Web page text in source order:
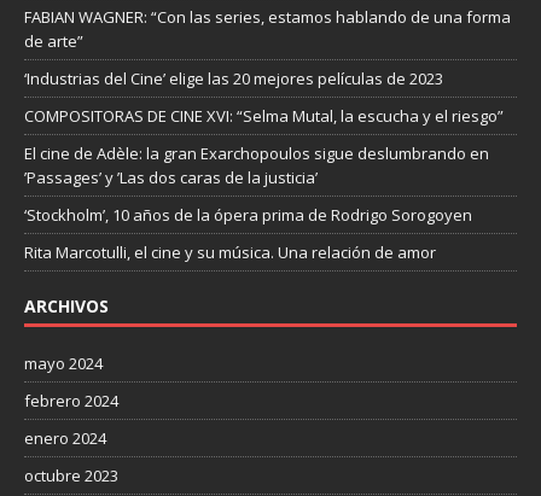
FABIAN WAGNER: “Con las series, estamos hablando de una forma
de arte”
‘Industrias del Cine’ elige las 20 mejores películas de 2023
COMPOSITORAS DE CINE XVI: “Selma Mutal, la escucha y el riesgo”
El cine de Adèle: la gran Exarchopoulos sigue deslumbrando en
’Passages’ y ’Las dos caras de la justicia’
‘Stockholm’, 10 años de la ópera prima de Rodrigo Sorogoyen
Rita Marcotulli, el cine y su música. Una relación de amor
ARCHIVOS
mayo 2024
febrero 2024
enero 2024
octubre 2023